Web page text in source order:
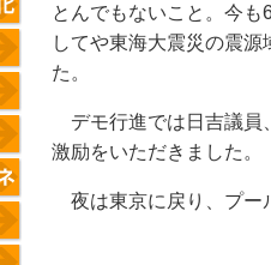
とんでもないこと。今
してや東海大震災の震
た。
デモ行進では日吉議員
激励をいただきました。
夜は東京に戻り、プー